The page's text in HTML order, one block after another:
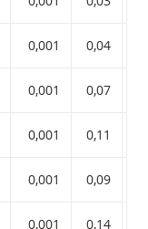
0,001 0,04
0,001 0,07
0,001 0,11
0,001 0,09
0,001 0,14